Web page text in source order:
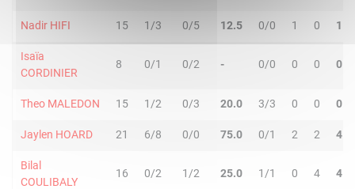
Nadir HIFI 15 1/3 0/5 12.5 0/0 1 0 1
Isaïa
CORDINIER
8 0/1 0/2 - 0/0 0 0 0
Theo MALEDON 15 1/2 0/3 20.0 3/3 0 0 0
Jaylen HOARD 21 6/8 0/0 75.0 0/1 2 2 4
Bilal
COULIBALY
16 0/2 1/2 25.0 1/1 0 4 4